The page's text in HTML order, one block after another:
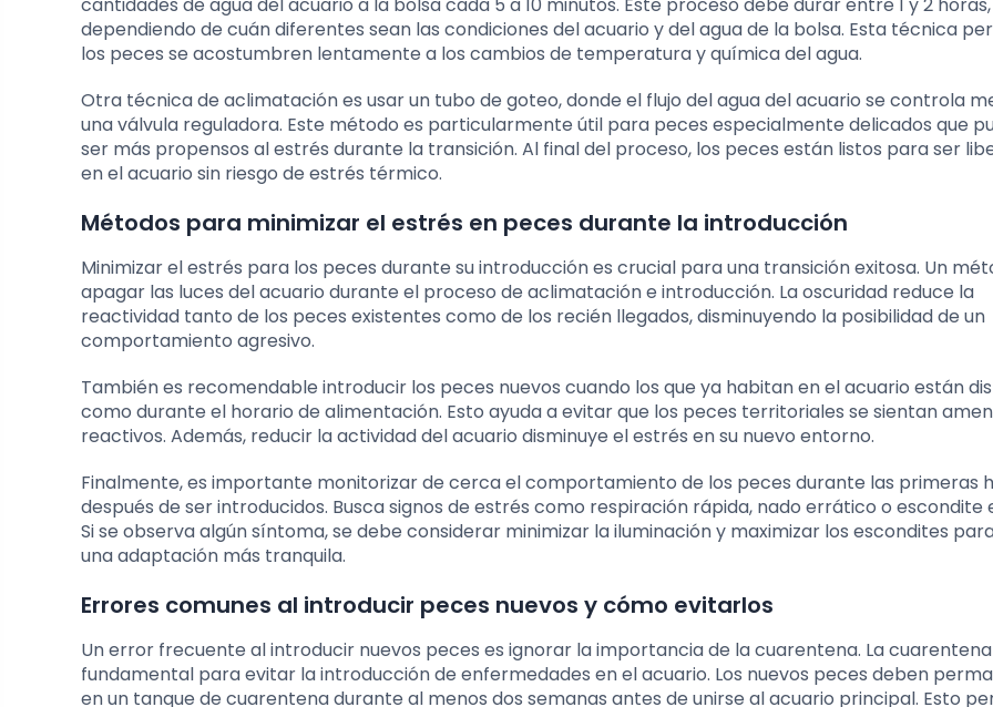
dependiendo de cuán diferentes sean las condiciones del acuario y del agua de la bolsa. Esta técnica
los peces se acostumbren lentamente a los cambios de temperatura y química del agua.
Otra técnica de aclimatación es usar un tubo de goteo, donde el flujo del agua del acuario se controla
una válvula reguladora. Este método es particularmente útil para peces especialmente delicados que
ser más propensos al estrés durante la transición. Al final del proceso, los peces están listos para ser
en el acuario sin riesgo de estrés térmico.
Métodos para minimizar el estrés en peces durante la introducción
Minimizar el estrés para los peces durante su introducción es crucial para una transición exitosa. Un
apagar las luces del acuario durante el proceso de aclimatación e introducción. La oscuridad reduce la
reactividad tanto de los peces existentes como de los recién llegados, disminuyendo la posibilidad de un
comportamiento agresivo.
También es recomendable introducir los peces nuevos cuando los que ya habitan en el acuario están
como durante el horario de alimentación. Esto ayuda a evitar que los peces territoriales se sientan
reactivos. Además, reducir la actividad del acuario disminuye el estrés en su nuevo entorno.
Finalmente, es importante monitorizar de cerca el comportamiento de los peces durante las primeras
después de ser introducidos. Busca signos de estrés como respiración rápida, nado errático o escondite
Si se observa algún síntoma, se debe considerar minimizar la iluminación y maximizar los escondites
una adaptación más tranquila.
Errores comunes al introducir peces nuevos y cómo evitarlos
Un error frecuente al introducir nuevos peces es ignorar la importancia de la cuarentena. La
fundamental para evitar la introducción de enfermedades en el acuario. Los nuevos peces deben
en un tanque de cuarentena durante al menos dos semanas antes de unirse al acuario principal. Esto